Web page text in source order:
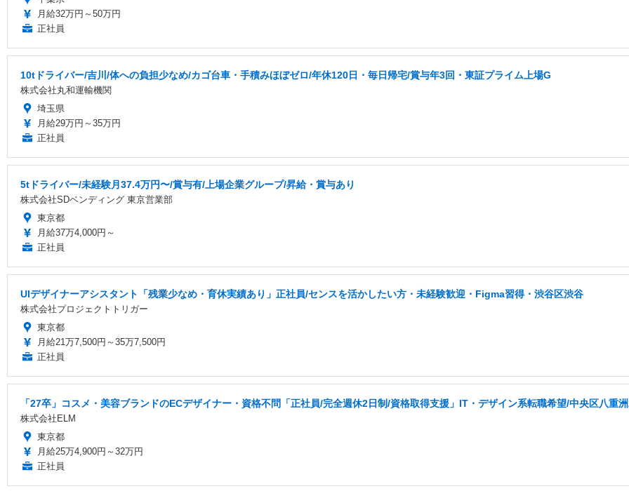
月給32万円～50万円
正社員
10tドライバー/吉川/体への負担少なめ/カゴ台車・手積みほぼゼロ/年休120日・毎日帰宅/賞与年3回・東証プライム上場G
株式会社丸和運輸機関
埼玉県
月給29万円～35万円
正社員
5tドライバー/未経験月37.4万円〜/賞与有/上場企業グループ/昇給・賞与あり
株式会社SDベンディング 東京営業部
東京都
月給37万4,000円～
正社員
UIデザイナーアシスタント「残業少なめ・育休実績あり」正社員/センスを活かしたい方・未経験歓迎・Figma習得・渋谷区渋谷
株式会社プロジェクトトリガー
東京都
月給21万7,500円～35万7,500円
正社員
「27卒」コスメ・美容ブランドのECデザイナー・資格不問「正社員/完全週休2日制/資格取得支援」IT・デザイン系転職希望/中央区八重
株式会社ELM
東京都
月給25万4,900円～32万円
正社員